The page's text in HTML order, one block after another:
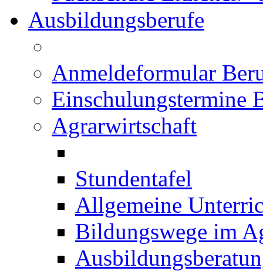
Ausbildungsberufe
Anmeldeformular
Einschulungstermine
Agrarwirtschaft
Stundentafel
Allgemeine
Bildungswege im